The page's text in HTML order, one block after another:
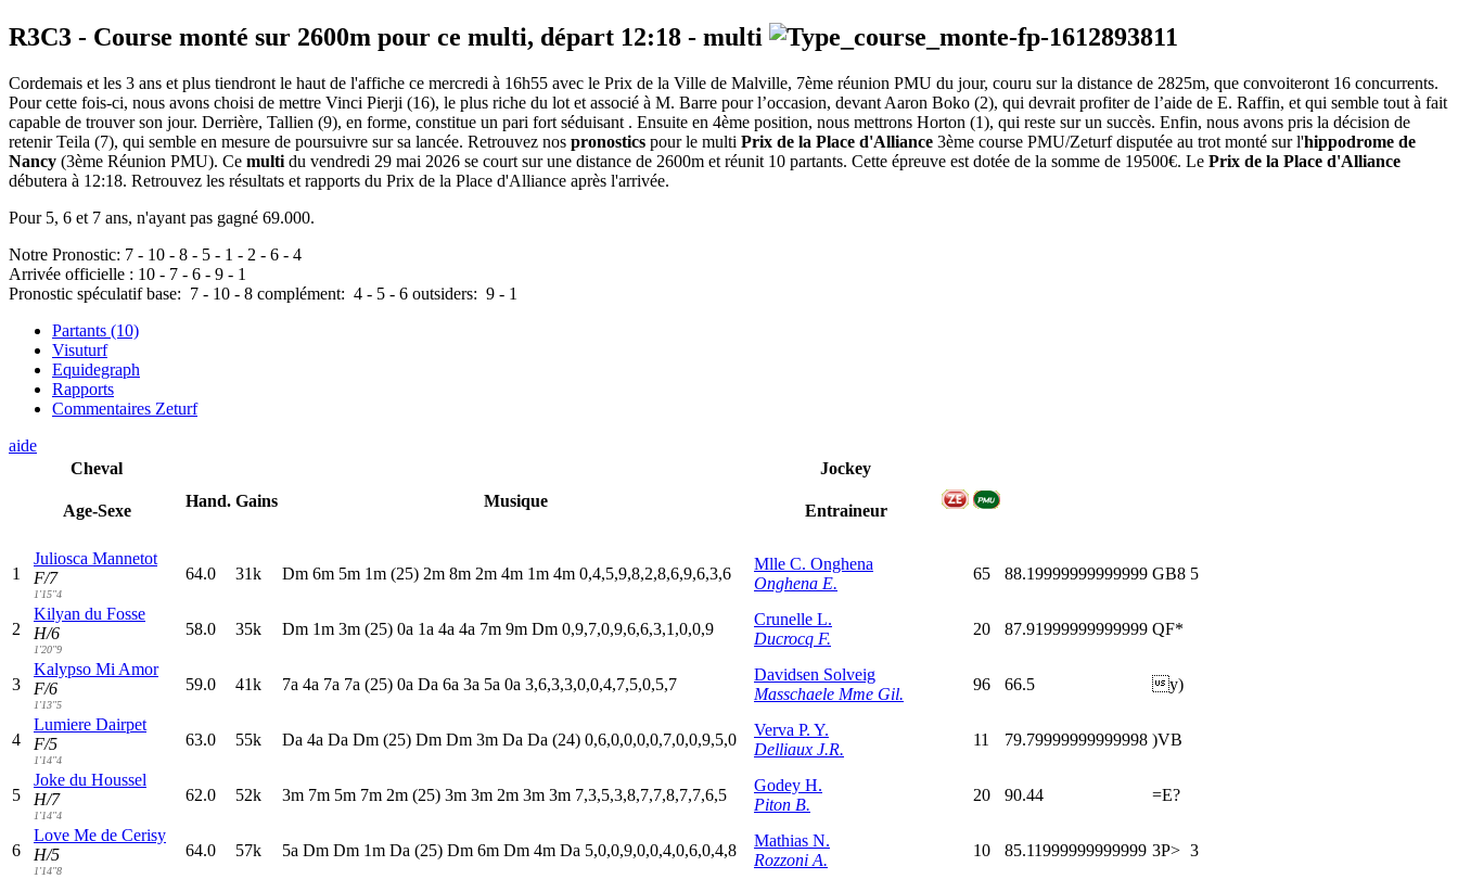
R3C3 - Course monté sur 2600m pour ce multi, départ 12:18 - multi
Cordemais et les 3 ans et plus tiendront le haut de l'affiche ce mercredi à 16h55 avec le Prix de la Ville de Malville, 7ème réunion PMU du jour, couru sur la distance de 2825m, que convoiteront 16 concurrents.
Pour cette fois-ci, nous avons choisi de mettre Vinci Pierji (16), le plus riche du lot et associé à M. Barre pour l’occasion, devant Aaron Boko (2), qui devrait profiter de l’aide de E. Raffin, et qui semble tout à fait
capable de trouver son jour. Derrière, Tallien (9), en forme, constitue un pari fort séduisant . Ensuite en 4ème position, nous mettrons Horton (1), qui reste sur un succès. Enfin, nous avons pris la décision de
retenir Teila (7), qui semble en mesure de poursuivre sur sa lancée. Retrouvez nos pronostics pour le multi Prix de la Place d'Alliance 3ème course PMU/Zeturf disputée au trot monté sur l'hippodrome de
Nancy (3ème Réunion PMU). Ce multi du vendredi 29 mai 2026 se court sur une distance de 2600m et réunit 10 partants. Cette épreuve est dotée de la somme de 19500€. Le Prix de la Place d'Alliance
débutera à 12:18. Retrouvez les résultats et rapports du Prix de la Place d'Alliance après l'arrivée.
Pour 5, 6 et 7 ans, n'ayant pas gagné 69.000.
Notre Pronostic: 7 - 10 - 8 - 5 - 1 - 2 - 6 - 4
Arrivée officielle : 10 - 7 - 6 - 9 - 1
Pronostic spéculatif base: 7 - 10 - 8 complément: 4 - 5 - 6 outsiders: 9 - 1
Partants (10)
Visuturf
Equidegraph
Rapports
Commentaires Zeturf
aide
Cheval
Age-Sexe
Hand. Gains Musique
Jockey
Entraineur
1
Juliosca Mannetot
F/7
1'15"4
64.0 31k Dm 6m 5m 1m (25) 2m 8m 2m 4m 1m 4m 0,4,5,9,8,2,8,6,9,6,3,6
Mlle C. Onghena
Onghena E.
65 88.19999999999999 GB8 5
2
Kilyan du Fosse
H/6
1'20"9
58.0 35k Dm 1m 3m (25) 0a 1a 4a 4a 7m 9m Dm 0,9,7,0,9,6,6,3,1,0,0,9
Crunelle L.
Ducrocq F.
20 87.91999999999999 QF*
3
Kalypso Mi Amor
F/6
1'13"5
59.0 41k 7a 4a 7a 7a (25) 0a Da 6a 3a 5a 0a 3,6,3,3,0,0,4,7,5,0,5,7
Davidsen Solveig
Masschaele Mme Gil.
96 66.5 y)
4
Lumiere Dairpet
F/5
1'14"4
63.0 55k Da 4a Da Dm (25) Dm Dm 3m Da Da (24) 0,6,0,0,0,0,7,0,0,9,5,0
Verva P. Y.
Delliaux J.R.
11 79.79999999999998 )VB
5
Joke du Houssel
H/7
1'14"4
62.0 52k 3m 7m 5m 7m 2m (25) 3m 3m 2m 3m 3m 7,3,5,3,8,7,7,8,7,7,6,5
Godey H.
Piton B.
20 90.44 =E?
6
Love Me de Cerisy
H/5
1'14"8
64.0 57k 5a Dm Dm 1m Da (25) Dm 6m Dm 4m Da 5,0,0,9,0,0,4,0,6,0,4,8
Mathias N.
Rozzoni A.
10 85.11999999999999 3P> 3